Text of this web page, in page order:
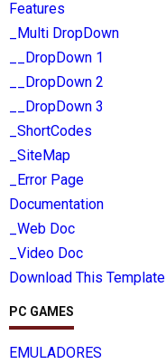
Features
_Multi DropDown
__DropDown 1
__DropDown 2
__DropDown 3
_ShortCodes
_SiteMap
_Error Page
Documentation
_Web Doc
_Video Doc
Download This Template
PC GAMES
EMULADORES